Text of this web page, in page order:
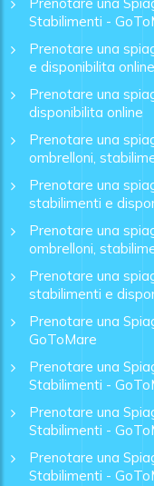
Stabilimenti -
Prenotare una
e disponibilita online
Prenotare una
disponibilita online
Prenotare una
ombrelloni,
Prenotare una
stabilimenti e
Prenotare una
ombrelloni,
Prenotare una
stabilimenti e
Prenotare una
GoToMare
Prenotare una
Stabilimenti -
Prenotare una
Stabilimenti -
Prenotare una
Stabilimenti -